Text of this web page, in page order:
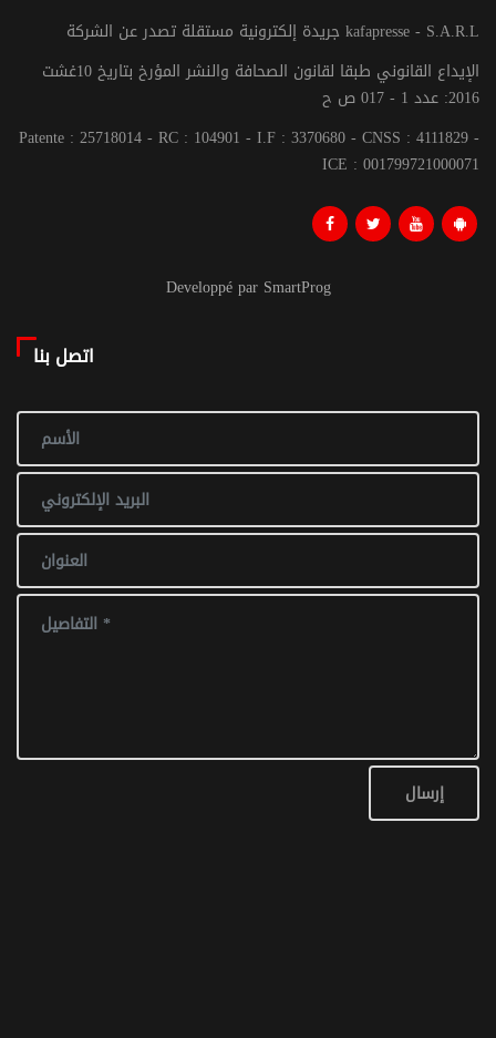
جريدة إلكترونية مستقلة تصدر عن الشركة kafapresse - S.A.R.L
الإيداع القانوني طبقا لقانون الصحافة والنشر المؤرخ بتاريخ 10غشت
2016: عدد 1 - 017 ص ح
Patente : 25718014 - RC : 104901 - I.F : 3370680 - CNSS : 4111829 -
ICE : 001799721000071
Developpé par SmartProg
اتصل بنا